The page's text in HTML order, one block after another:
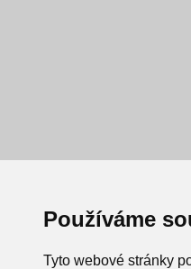
Používáme
Tyto webové stránky